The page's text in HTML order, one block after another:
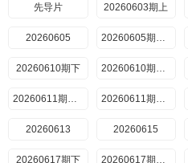
20260804喜欢你日记
一 二
20260806超长抢先 三
20260807喜欢嗑我也是下 20260808陪看
20260801陪看 20260802陪看
20260805纯享（一） 20260805纯享（二）
20260807喜欢磕我也是上 20260807喜欢磕我也是下
20260707日记5期下
202607086期中 202607086期纯享中
20260710日记6期上 20260710嗑糖
20260714日记6期下 202607157期一
20260716四 202607177
20260720喜欢你日记7期上 20260721日记7期下
先导片 20260603期上
20260605 20260605期纯享
20260610期下 20260610期上纯享
20260611期纯享 20260611期抢先
20260613 20260615
20260617期下 20260617期纯享上